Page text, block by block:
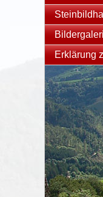
Erklärung